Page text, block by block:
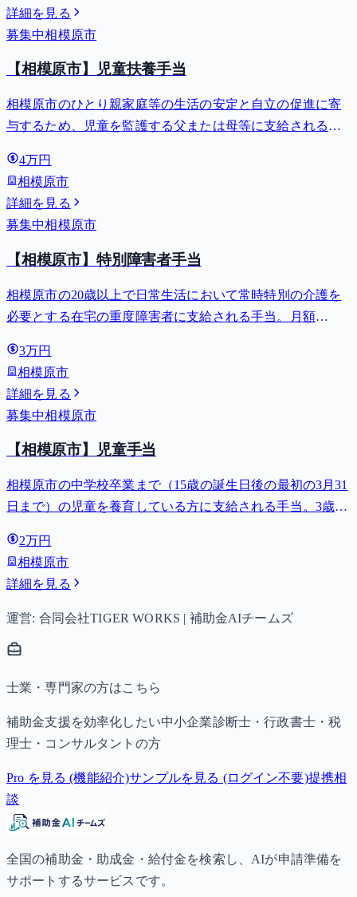
詳細を見る
募集中相模原市
【相模原市】児童扶養手当
相模原市のひとり親家庭等の生活の安定と自立の促進に寄
与するため、児童を監護する父または母等に支給される手
4万円
相模原市
詳細を見る
募集中相模原市
【相模原市】特別障害者手当
相模原市の20歳以上で日常生活において常時特別の介護を
必要とする在宅の重度障害者に支給される手当。月額
3万円
相模原市
詳細を見る
募集中相模原市
【相模原市】児童手当
相模原市の中学校卒業まで（15歳の誕生日後の最初の3月31
日まで）の児童を養育している方に支給される手当。3歳未
（第3子以降は15,000円）、中学生は月額10,000円。
2万円
相模原市
詳細を見る
運営: 合同会社TIGER WORKS | 補助金AIチームズ
士業・専門家の方はこちら
補助金支援を効率化したい中小企業診断士・行政書士・税
理士・コンサルタントの方
Pro を見る (機能紹介)サンプルを見る (ログイン不要)提携相
談
全国の補助金・助成金・給付金を検索し、AIが申請準備を
サポートするサービスです。